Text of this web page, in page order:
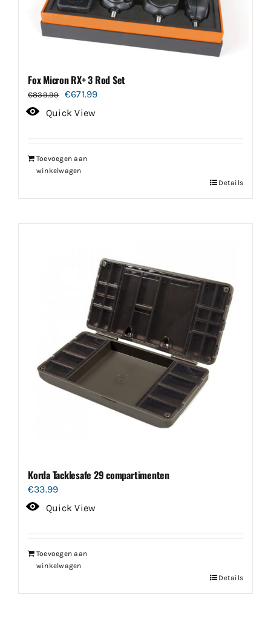
Fox Micron RX+ 3 Rod Set
€839.99
Oorspronkelijke
prijs
€839.99.
€671.99Huidige
€671.99.
Quick View
Toevoegen aan
winkelwagen
Details
Korda Tacklesafe 29 compartimenten
€33.99
Quick View
Toevoegen aan
winkelwagen
Details